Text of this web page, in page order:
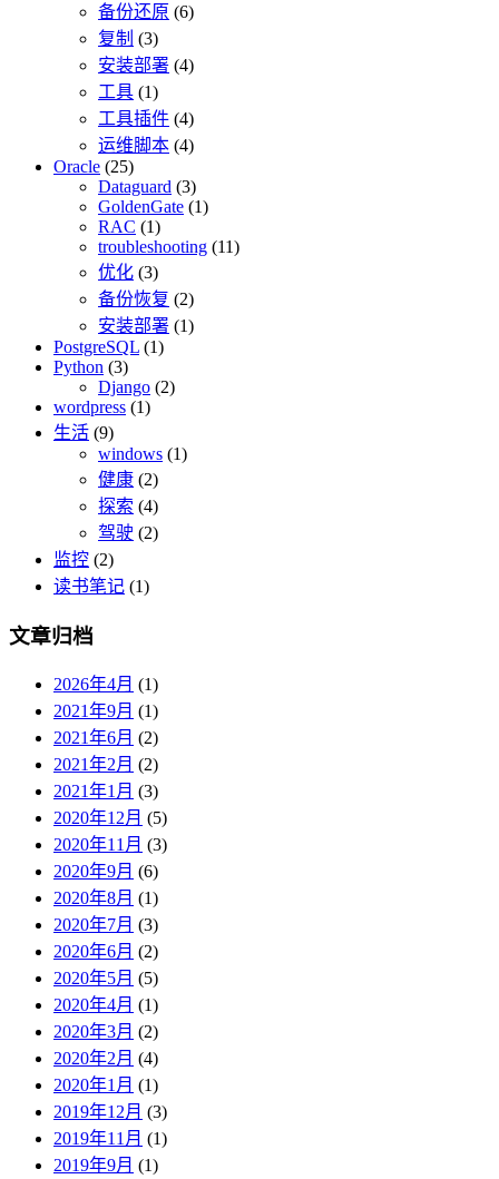
备份还原 (6)
复制 (3)
安装部署 (4)
工具 (1)
工具插件 (4)
运维脚本 (4)
Oracle (25)
Dataguard (3)
GoldenGate (1)
RAC (1)
troubleshooting (11)
优化 (3)
备份恢复 (2)
安装部署 (1)
PostgreSQL (1)
Python (3)
Django (2)
wordpress (1)
生活 (9)
windows (1)
健康 (2)
探索 (4)
驾驶 (2)
监控 (2)
读书笔记 (1)
文章归档
2026年4月 (1)
2021年9月 (1)
2021年6月 (2)
2021年2月 (2)
2021年1月 (3)
2020年12月 (5)
2020年11月 (3)
2020年9月 (6)
2020年8月 (1)
2020年7月 (3)
2020年6月 (2)
2020年5月 (5)
2020年4月 (1)
2020年3月 (2)
2020年2月 (4)
2020年1月 (1)
2019年12月 (3)
2019年11月 (1)
2019年9月 (1)